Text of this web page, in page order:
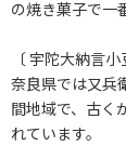
の焼き菓子で一
〔 宇陀大納言小
奈良県では又兵
間地域で、古く
れています。